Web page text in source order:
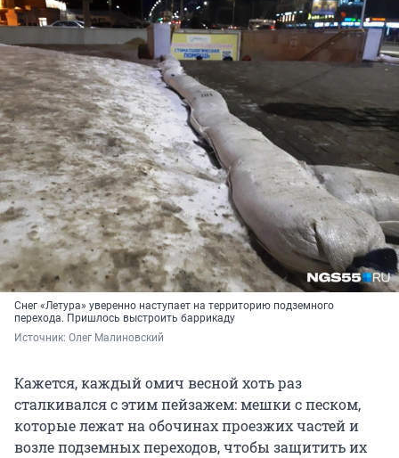
Снег «Летура» уверенно наступает на территорию подземного
перехода. Пришлось выстроить баррикаду
Источник: Олег Малиновский
Кажется, каждый омич весной хоть раз
сталкивался с этим пейзажем: мешки с песком,
которые лежат на обочинах проезжих частей и
возле подземных переходов, чтобы защитить их